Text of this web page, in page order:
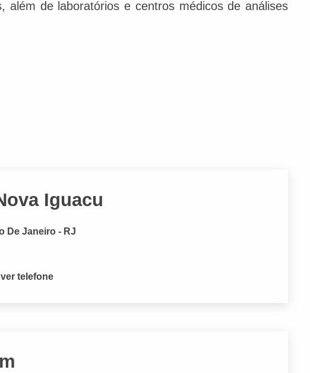
além de laboratórios e centros médicos de análises
Iguacu
De Janeiro - RJ
ver telefone